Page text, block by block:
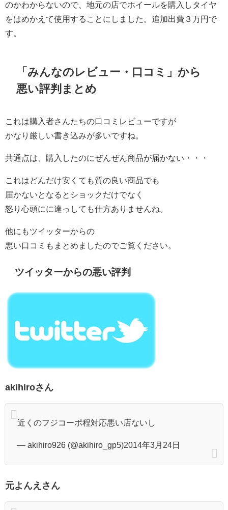
のかわからないので、地元の店でホイールを購入しタイヤ
をはめかえて使用することにしました。追加出費３万円で
す。
「みんなのレビュー・口コミ」から
悪い評判まとめ
これは購入者さんたちの口コミレビューですが
かなり厳しい書き込みが多いですね。
共通点は、購入したのにぜんぜん商品が届かない・・・
これはどんだけ安くても質の良い商品でも
届かないとなるとショックだけでなく
怒り心頭にに達っしても仕方ありませんね。
他にもツイッターからの
悪い口コミもまとめましたのでご覧ください。
ツイッターからの悪い評判
akihiroさん
近くのフジコーポ程対応悪い店ないし
— akihiro926 (@akihiro_gp5)2014年3月24日
元よんえさん